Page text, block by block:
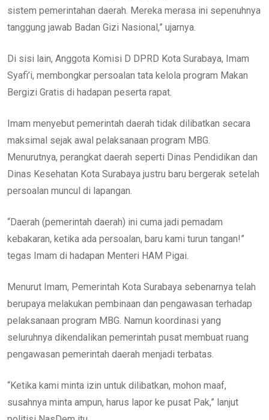
sistem pemerintahan daerah. Mereka merasa ini sepenuhnya
tanggung jawab Badan Gizi Nasional,” ujarnya.
Di sisi lain, Anggota Komisi D DPRD Kota Surabaya, Imam
Syafi’i, membongkar persoalan tata kelola program Makan
Bergizi Gratis di hadapan peserta rapat.
Imam menyebut pemerintah daerah tidak dilibatkan secara
maksimal sejak awal pelaksanaan program MBG.
Menurutnya, perangkat daerah seperti Dinas Pendidikan dan
Dinas Kesehatan Kota Surabaya justru baru bergerak setelah
persoalan muncul di lapangan.
“Daerah (pemerintah daerah) ini cuma jadi pemadam
kebakaran, ketika ada persoalan, baru kami turun tangan!”
tegas Imam di hadapan Menteri HAM Pigai.
Menurut Imam, Pemerintah Kota Surabaya sebenarnya telah
berupaya melakukan pembinaan dan pengawasan terhadap
pelaksanaan program MBG. Namun koordinasi yang
seluruhnya dikendalikan pemerintah pusat membuat ruang
pengawasan pemerintah daerah menjadi terbatas.
“Ketika kami minta izin untuk dilibatkan, mohon maaf,
susahnya minta ampun, harus lapor ke pusat Pak,” lanjut